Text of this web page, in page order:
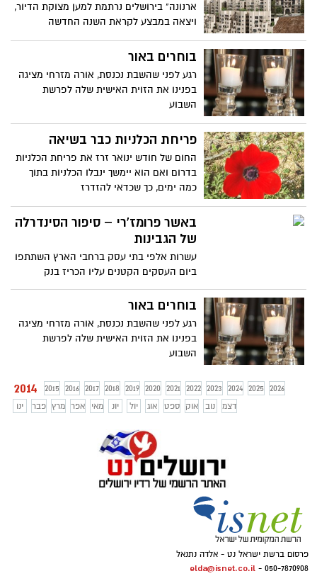
ארנונה" בירושלים נרתמת למען מצוקת הדיור,
ויצאה במבצע לקראת השנה החדשה
בוחרים באור
רגע לפני שהשבת נכנסת, אורה מזרחי מציגה
בפנינו את הזוית האישית שלה לפרשת
השבוע
פריחת הכלניות כבר בשיאה
החום של חודש ינואר זרז את פריחת הכלניות
בדרום ואם הוא יימשך ינבלו הכלניות בתוך
כמה ימים, כך שכדאי להזדרז
באשר פרומז'רי – סיפור הסינדרלה
של הגבינות
עשרות אלפי בתי עסק ברחבי הארץ השתתפו
ביום העסקים הקטנים עליו הכריז בנק
הפועלים, מסעדת באשר פרומז'רי בלב שוק
מחנה יהודה שבירושלים גם השתתפה ביום
בוחרים באור
רגע לפני שהשבת נכנסת, אורה מזרחי מציגה
בפנינו את הזוית האישית שלה לפרשת
השבוע
2014 2015 2016 2017 2018 2019 2020 2021 2022 2023 2024 2025
2026
ינו
פבר מרץ אפר מאי יונ יול אוג ספט אוק נוב דצמ
פרסום ברשת ישראל נט - אלדה נתנאל
050-7870908 -
elda@isnet.co.il